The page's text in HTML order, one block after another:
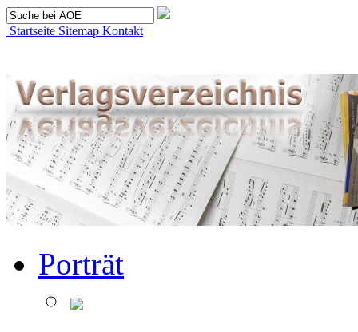
Startseite Sitemap Kontakt
Porträt